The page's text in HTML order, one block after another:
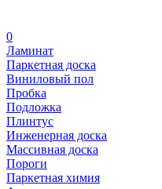
0
Ламинат
Паркетная доска
Виниловый пол
Пробка
Подложка
Плинтус
Инженерная доска
Массивная доска
Пороги
Паркетная химия